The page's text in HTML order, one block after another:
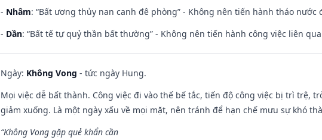
- Nhâm: “Bất ương thủy nan canh đê phòng” - Không nên tiến hành tháo
- Dần: “Bất tế tự quỷ thần bất thường” - Không nên tiến hành công việc liên
Ngày: Không Vong - tức ngày Hung.
Mọi việc dễ bất thành. Công việc đi vào thế bế tắc, tiến độ công việc bị trì trệ,
giảm xuống. Là một ngày xấu về mọi mặt, nên tránh để hạn chế mưu sự khó
“Không Vong gặp quẻ khẩn cần